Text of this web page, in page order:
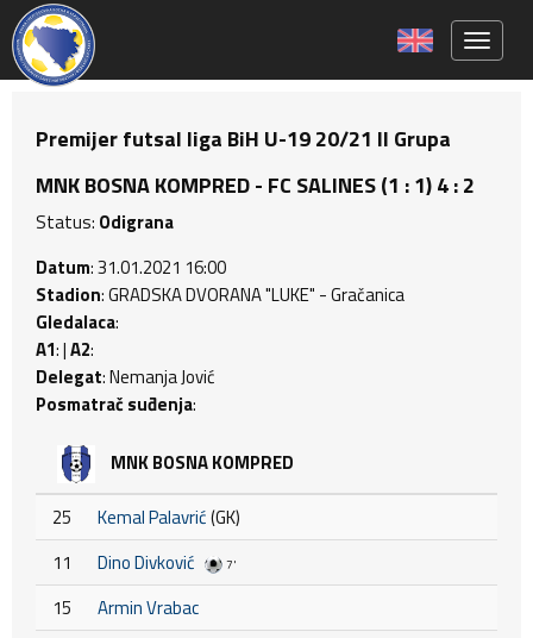
Premijer futsal liga BiH U-19 20/21 II Grupa
MNK BOSNA KOMPRED - FC SALINES (1 : 1) 4 : 2
Status: Odigrana
Datum: 31.01.2021 16:00
Stadion: GRADSKA DVORANA "LUKE" - Gračanica
Gledalaca:
A1: |A2:
Delegat: Nemanja Jović
Posmatrač suđenja:
MNK BOSNA KOMPRED
25 Kemal Palavrić(GK)
11
Dino Divković 7'
15
Armin Vrabac